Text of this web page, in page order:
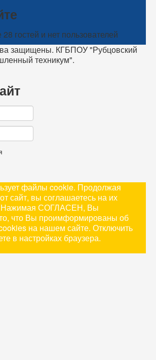
гостей и нет пользователей
защищены. КГБПОУ "Рубцовский
техникум".
файлы cookie. Продолжая
сайт, вы соглашаетесь на их
Нажимая СОГЛАСЕН, Вы
что Вы проимформированы об
на нашем сайте. Отключить
в настройках браузера.